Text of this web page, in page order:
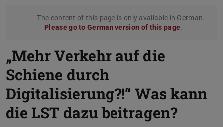
The content of this page is only available in German.
Please go to German version of this page.
„Mehr Verkehr auf die
Schiene durch
Digitalisierung?!“ Was kann
die LST dazu beitragen?